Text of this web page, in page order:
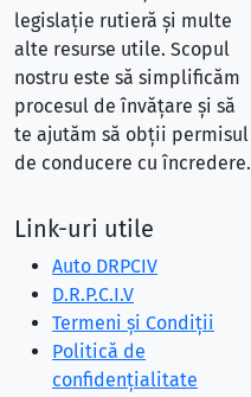
legislație rutieră și multe
alte resurse utile. Scopul
nostru este să simplificăm
procesul de învățare și să
te ajutăm să obții permisul
de conducere cu încredere.
Link-uri utile
Auto DRPCIV
D.R.P.C.I.V
Termeni și Condiții
Politică de
confidențialitate